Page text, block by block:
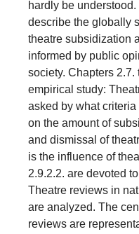
hardly be
describe the globally
theatre subsidization
informed by public
society. Chapters 2.7.
empirical study:
asked by what
on the amount of
and dismissal of
is the influence of
2.9.2.2. are devoted
Theatre reviews in
are analyzed. The
reviews are